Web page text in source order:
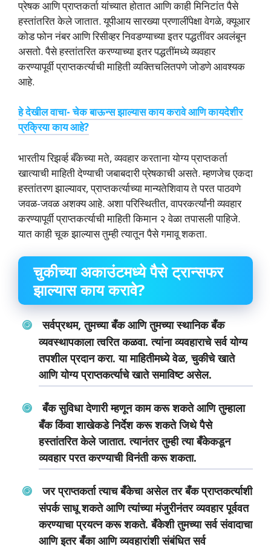
प्रेषक आणि प्राप्तकर्ता यांच्यात होतात आणि काही मिनिटांत पैसे
हस्तांतरित केले जातात. यूपीआय सारख्या प्रणालींपेक्षा वेगळे, क्यूआर
कोड फोन नंबर आणि रिसीव्हर निवडण्याच्या इतर पद्धतींवर अवलंबून
असतो. पैसे हस्तांतरित करण्याच्या इतर पद्धतींमध्ये व्यवहार
करण्यापूर्वी प्राप्तकर्त्याची माहिती व्यक्तिचलितपणे जोडणे आवश्यक
आहे.
हे देखील वाचा- चेक बाऊन्स झाल्यास काय करावे आणि कायदेशीर
प्रक्रिया काय आहे?
भारतीय रिझर्व्ह बँकेच्या मते, व्यवहार करताना योग्य प्राप्तकर्ता
खात्याची माहिती देण्याची जबाबदारी प्रेषकाची असते. म्हणजेच एकदा
हस्तांतरण झाल्यावर, प्राप्तकर्त्याच्या मान्यतेशिवाय ते परत पाठवणे
जवळ-जवळ अशक्य आहे. अशा परिस्थितीत, वापरकर्त्यांनी व्यवहार
करण्यापूर्वी प्राप्तकर्त्याची माहिती किमान २ वेळा तपासली पाहिजे.
यात काही चूक झाल्यास तुम्ही त्यातून पैसे गमावू शकता.
चुकीच्या अकाउंटमध्ये पैसे ट्रान्सफर
झाल्यास काय करावे?
सर्वप्रथम, तुमच्या बँक आणि तुमच्या स्थानिक बँक
व्यवस्थापकाला त्वरित कळवा. त्यांना व्यवहाराचे सर्व योग्य
तपशील प्रदान करा. या माहितीमध्ये वेळ, चुकीचे खाते
आणि योग्य प्राप्तकर्त्याचे खाते समाविष्ट असेल.
बँक सुविधा देणारी म्हणून काम करू शकते आणि तुम्हाला
बँक किंवा शाखेकडे निर्देश करू शकते जिथे पैसे
हस्तांतरित केले जातात. त्यानंतर तुम्ही त्या बँकेकडून
व्यवहार परत करण्याची विनंती करू शकता.
जर प्राप्तकर्ता त्याच बँकेचा असेल तर बँक प्राप्तकर्त्याशी
संपर्क साधू शकते आणि त्यांच्या मंजुरीनंतर व्यवहार पूर्ववत
करण्याचा प्रयत्न करू शकते. बँकेशी तुमच्या सर्व संवादाचा
आणि इतर बँका आणि व्यवहारांशी संबंधित सर्व